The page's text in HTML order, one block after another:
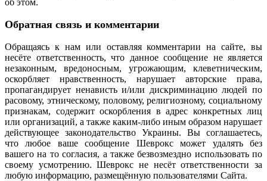
Обратная связь и комментарии
Обращаясь к нам или оставляя комментарии на сайте, вы
несёте ответственность, что данное сообщение не является
незаконным, вредоносным, угрожающим, клеветническим,
оскорбляет нравственность, нарушает авторские права,
пропагандирует ненависть и/или дискриминацию людей по
расовому, этническому, половому, религиозному, социальному
признакам, содержит оскорбления в адрес конкретных лиц
или организаций, а также каким-либо иным образом нарушает
действующее законодательство Украины. Вы соглашаетесь,
что любое ваше сообщение Шеврокс может удалять без
вашего на то согласия, а также безвозмездно использовать по
своему усмотрению. Шеврокс не несёт ответственности за
любую информацию, размещённую пользователями Сайта.